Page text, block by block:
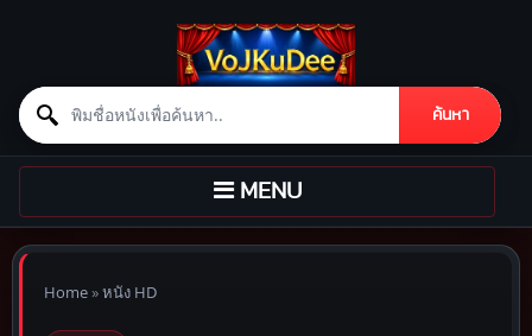
Search for:
ค้นหา
Skip to content
TOGGLE
NAVIGATION
MENU
Home»หนัง HD